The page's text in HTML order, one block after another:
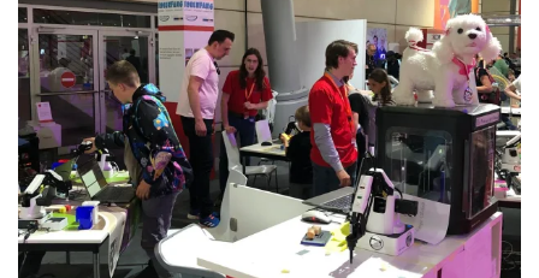
Anschauen....